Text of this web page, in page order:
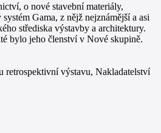
o nové stavební materiály,
Gama, z nějž nejznámější a asi
střediska výstavby a architektury.
bylo jeho členství v Nové skupině.
retrospektivní výstavu, Nakladatelství